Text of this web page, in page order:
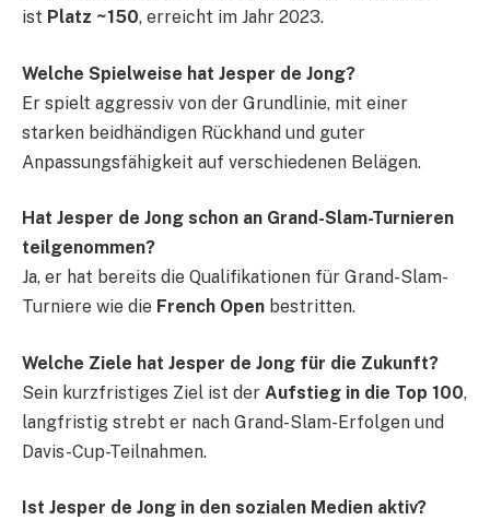
ist Platz ~150, erreicht im Jahr 2023.
Welche Spielweise hat Jesper de Jong?
Er spielt aggressiv von der Grundlinie, mit einer
starken beidhändigen Rückhand und guter
Anpassungsfähigkeit auf verschiedenen Belägen.
Hat Jesper de Jong schon an Grand-Slam-Turnieren
teilgenommen?
Ja, er hat bereits die Qualifikationen für Grand-Slam-
Turniere wie die French Open bestritten.
Welche Ziele hat Jesper de Jong für die Zukunft?
Sein kurzfristiges Ziel ist der Aufstieg in die Top 100,
langfristig strebt er nach Grand-Slam-Erfolgen und
Davis-Cup-Teilnahmen.
Ist Jesper de Jong in den sozialen Medien aktiv?